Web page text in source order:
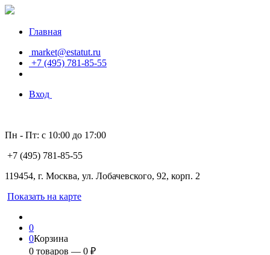
Главная
market@estatut.ru
+7 (495) 781-85-55
Вход
Пн - Пт: с 10:00 до 17:00
+7 (495) 781-85-55
119454, г. Москва, ул. Лобачевского, 92, корп. 2
Показать на карте
0
0Корзина
0 товаров — 0 ₽